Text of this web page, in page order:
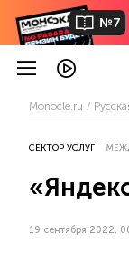
№7
Monocle.ru
СЕКТОР УСЛУГ
19 сентября 2022,